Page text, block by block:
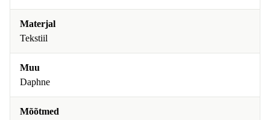
Materjal
Tekstiil
Muu
Daphne
Mõõtmed